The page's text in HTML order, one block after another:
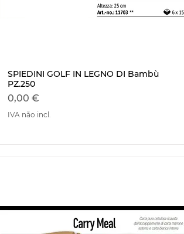
Visualização rápida
SPIEDINI GOLF IN LEGNO DI Bambù
PZ.250
Preço
0,00 €
IVA não incl.